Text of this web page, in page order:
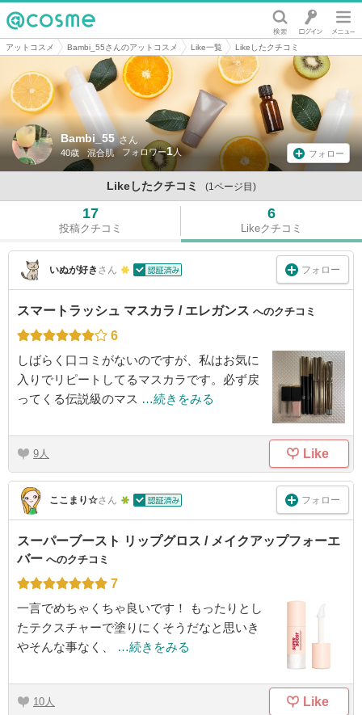
@cosme
アットコスメ Bambi_55さんのアットコスメ Like一覧 Likeしたクチコミ
Bambi_55 さん
40歳 混合肌 1 フォロー
Likeしたクチコミ (1ページ目)
17
投稿クチコミ
6
Likeクチコミ
いぬが好き さん フォロー
スマートラッシュ マスカラ / エレガンス へのクチコミ
6
しばらく口コミがないのですが、私はお気に
入りでリピートしてるマスカラです。必ず戻
ってくる伝説級のマス …続きをみる
9 Like
ここまり☆さん フォロー
スーパーブースト リップグロス / メイクアップフォーエ
バー へのクチコミ
7
一言でめちゃくちゃ良いです！ もったりとし
たテクスチャーで塗りにくそうだなと思いき
やそんな事なく、
…続きをみる
10 Like